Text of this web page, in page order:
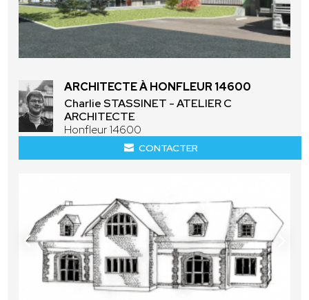
ARCHITECTE À HONFLEUR 14600
Charlie STASSINET - ATELIER C
ARCHITECTE
Honfleur 14600
CONTACTER